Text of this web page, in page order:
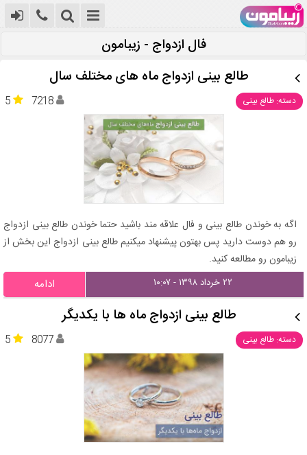
فال ازدواج - زیبامون
طالع بینی ازدواج ماه های مختلف سال
دسته: طالع بینی 5 7218
اگه به خوندن طالع بینی و فال علاقه مند باشید حتما خوندن طالع بینی ازدواج
رو هم دوست دارید پس بهتون پیشنهاد میکنیم طالع بینی ازدواج این بخش از
زیبامون رو مطالعه کنید.
۲۲ خرداد ۱۳۹۸ - ۱۰:۰۷ ادامه
طالع بینی ازدواج ماه ها با یکدیگر
دسته: طالع بینی 5 8077